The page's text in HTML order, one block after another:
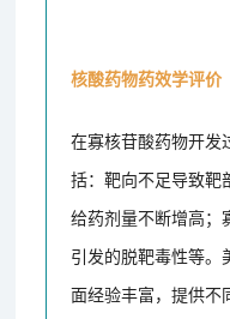
核酸药物药效学评价
在寡核苷酸药物开发
括：靶向不足导致靶
给药剂量不断增高；
引发的脱靶毒性等。
面经验丰富，提供不